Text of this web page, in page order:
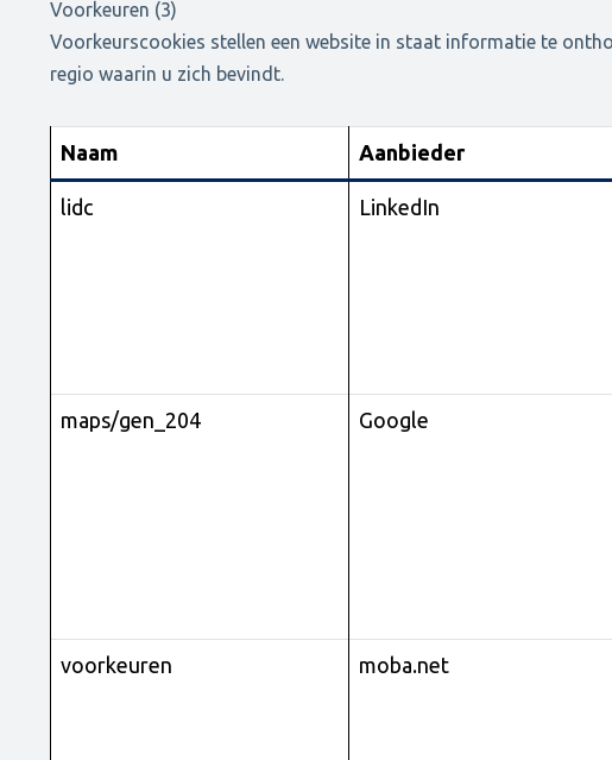
Voorkeuren (3)
Voorkeurscookies stellen een website in staat informatie te
regio waarin u zich bevindt.
Naam Aanbieder
lidc LinkedIn
maps/gen_204 Google
voorkeuren moba.net